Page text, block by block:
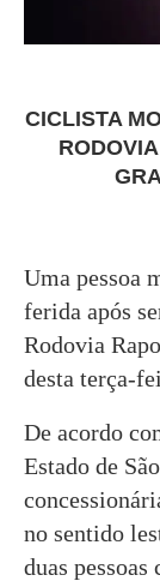
CICLISTA
Uma pessoa
ferida após
Rodovia
desta terça-
De acordo
Estado de
no sentido
duas